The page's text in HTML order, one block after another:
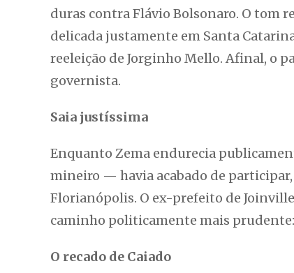
duras contra Flávio Bolsonaro. O tom
delicada justamente em Santa
reeleição de Jorginho Mello. Afinal, o
governista.
Saia justíssima
Enquanto Zema endurecia
mineiro — havia acabado de
Florianópolis. O ex-prefeito de
caminho politicamente mais
O recado de Caiado